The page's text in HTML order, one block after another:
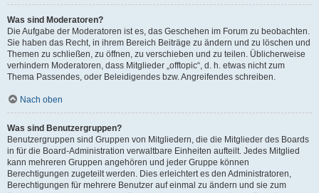
Was sind Moderatoren?
Die Aufgabe der Moderatoren ist es, das Geschehen im Forum zu beobachten.
Sie haben das Recht, in ihrem Bereich Beiträge zu ändern und zu löschen und
Themen zu schließen, zu öffnen, zu verschieben und zu teilen. Üblicherweise
verhindern Moderatoren, dass Mitglieder „offtopic“, d. h. etwas nicht zum
Thema Passendes, oder Beleidigendes bzw. Angreifendes schreiben.
Nach oben
Was sind Benutzergruppen?
Benutzergruppen sind Gruppen von Mitgliedern, die die Mitglieder des Boards
in für die Board-Administration verwaltbare Einheiten aufteilt. Jedes Mitglied
kann mehreren Gruppen angehören und jeder Gruppe können
Berechtigungen zugeteilt werden. Dies erleichtert es den Administratoren,
Berechtigungen für mehrere Benutzer auf einmal zu ändern und sie zum